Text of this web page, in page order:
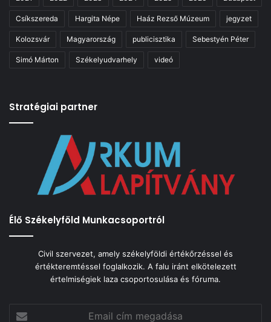
Csíkszereda Hargita Népe Haáz Rezső Múzeum jegyzet
Kolozsvár Magyarország publicisztika Sebestyén Péter
Simó Márton Székelyudvarhely videó
Stratégiai partner
Élő Székelyföld Munkacsoportról
Civil szervezet, amely székelyföldi értékőrzéssel és
értékteremtéssel foglalkozik. A falu iránt elkötelezett
értelmiségiek laza csoportosulása és fóruma.